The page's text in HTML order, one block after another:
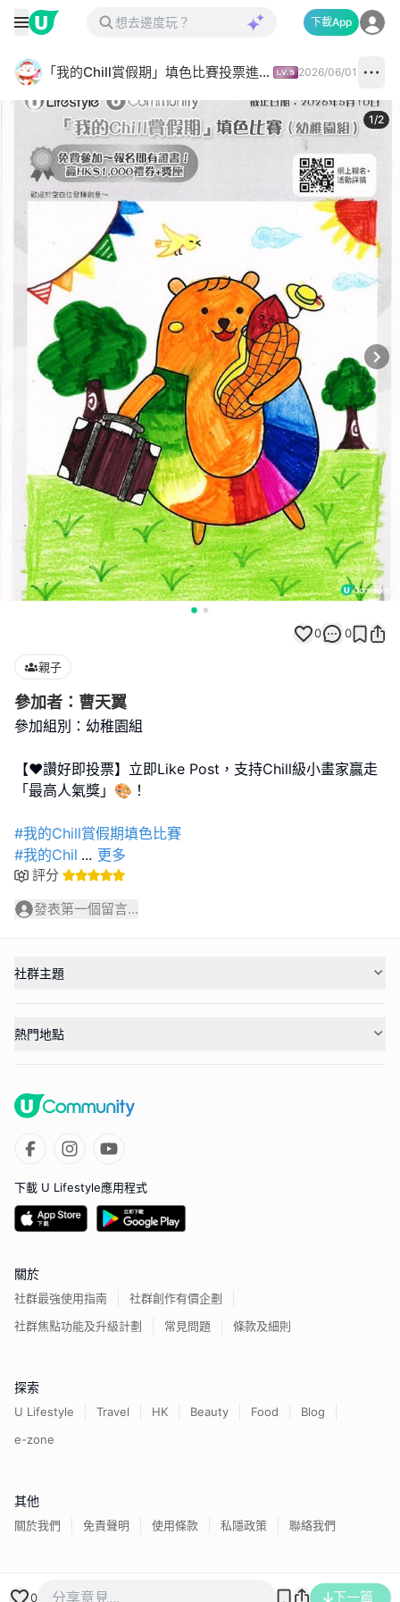
下載App
「我的Chill賞假期」填色比賽投票進行中✅ 2026/06/01
1/2
0 0
親子
參加者：曹天翼
參加組別：幼稚園組
【❤️讚好即投票】立即Like Post，支持Chill級小畫家贏走
「最高人氣獎」🎨！
#我的Chill賞假期填色比賽
#我的Chil ... 更多
評分
發表第一個留言...
0 下一篇
社群主題
熱門地點
下載 U Lifestyle應用程式
關於
社群最強使用指南
社群創作有價企劃
社群焦點功能及升級計劃
常見問題 條款及細則
探索
U Lifestyle Travel HK Beauty Food
Blog
e-zone
其他
關於我們 免責聲明 使用條款 私隱政策 聯絡我們
香港經濟日報版權所有©